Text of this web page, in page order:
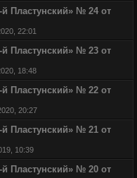
Пластунский» № 24 от
22:01
Пластунский» № 23 от
18:48
Пластунский» № 22 от
20:27
Пластунский» № 21 от
10:39
Пластунский» № 20 от